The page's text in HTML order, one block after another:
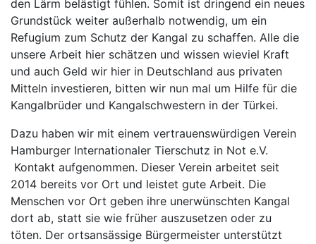
den Lärm belästigt fühlen. Somit ist dringend ein neues
Grundstück weiter außerhalb notwendig, um ein
Refugium zum Schutz der Kangal zu schaffen. Alle die
unsere Arbeit hier schätzen und wissen wieviel Kraft
und auch Geld wir hier in Deutschland aus privaten
Mitteln investieren, bitten wir nun mal um Hilfe für die
Kangalbrüder und Kangalschwestern in der Türkei.
Dazu haben wir mit einem vertrauenswürdigen Verein
Hamburger Internationaler Tierschutz in Not e.V.
Kontakt aufgenommen. Dieser Verein arbeitet seit
2014 bereits vor Ort und leistet gute Arbeit. Die
Menschen vor Ort geben ihre unerwünschten Kangal
dort ab, statt sie wie früher auszusetzen oder zu
töten. Der ortsansässige Bürgermeister unterstützt